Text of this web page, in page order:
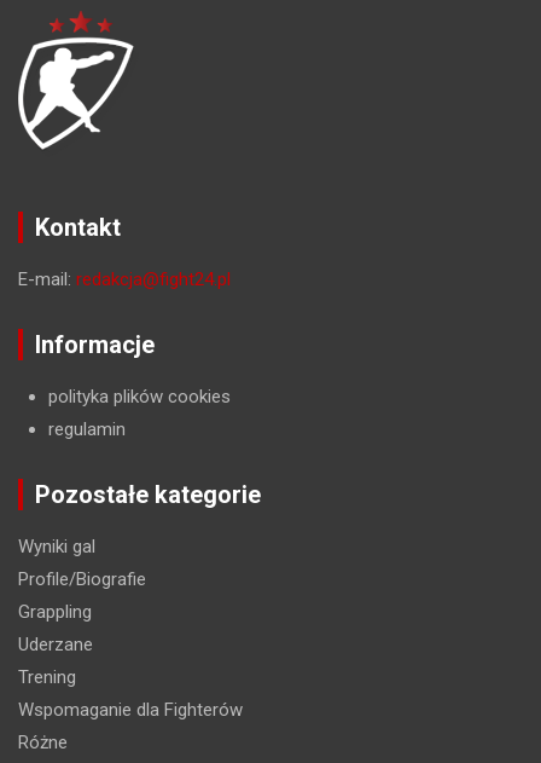
Kontakt
E-mail: redakcja@fight24.pl
Informacje
polityka plików cookies
regulamin
Pozostałe kategorie
Wyniki gal
Profile/Biografie
Grappling
Uderzane
Trening
Wspomaganie dla Fighterów
Różne